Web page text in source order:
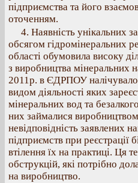
підприємства та його
оточенням.
4. Наявність унікальних
обсягом гідромінеральних
області обумовила високу
з виробництва мінеральних
2011р. в ЄДРПОУ
видом діяльності яких
мінеральних вод та
них займалися
невідповідність заявлених
підприємств при реєстрації
втілення їх на практиці. Ця
обструкцій, які потрібно
на виробництво.